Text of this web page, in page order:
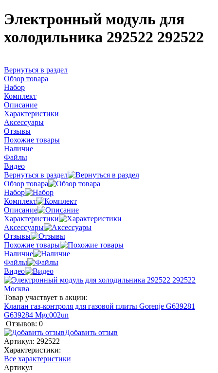
Электронный модуль для
холодильника 292522 292522
Вернуться в раздел
Обзор товара
Набор
Комплект
Описание
Характеристики
Аксессуары
Отзывы
Похожие товары
Наличие
Файлы
Видео
Вернуться в раздел
Обзор товара
Набор
Комплект
Описание
Характеристики
Аксессуары
Отзывы
Похожие товары
Наличие
Файлы
Видео
Товар участвует в акции:
Клапан газ-контроля для газовой плиты Gorenje G639281
G639284 Mgc002un
Отзывов: 0
Добавить отзыв
Артикул: 292522
Характеристики:
Все характеристики
Артикул